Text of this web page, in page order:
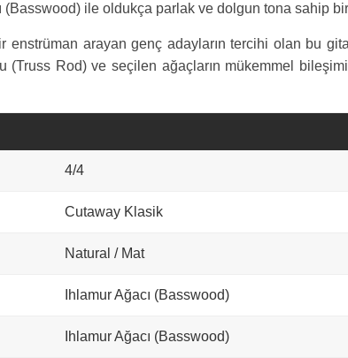
ile oldukça parlak ve dolgun tona sahip bir
arayan genç adayların tercihi olan bu
(Truss Rod) ve seçilen ağaçların mükemmel
4/4
Cutaway Klasik
Natural / Mat
Ihlamur Ağacı (Basswood)
Ihlamur Ağacı (Basswood)